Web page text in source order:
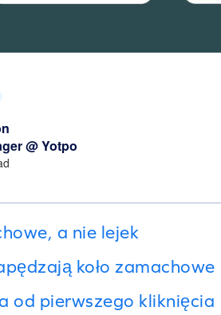
@ Yotpo
a nie lejek
koło zamachowe
od pierwszego kliknięcia